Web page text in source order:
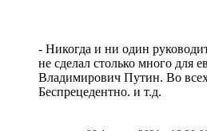
- Никогда и ни один
не сделал столько много для
Владимирович Путин. Во
Беспрецедентно. и т.д.